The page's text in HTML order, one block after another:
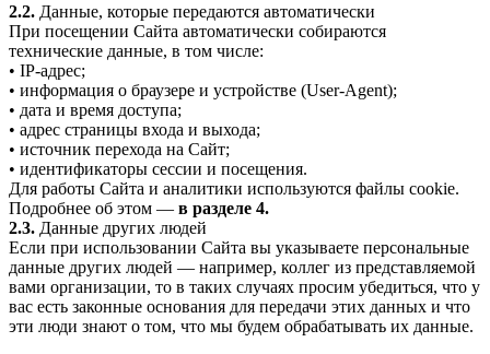
2.2. Данные, которые передаются автоматически
При посещении Сайта автоматически собираются
технические данные, в том числе:
• IP-адрес;
• информация о браузере и устройстве (User-Agent);
• дата и время доступа;
• адрес страницы входа и выхода;
• источник перехода на Сайт;
• идентификаторы сессии и посещения.
Для работы Сайта и аналитики используются файлы cookie.
Подробнее об этом — в разделе 4.
2.3. Данные других людей
Если при использовании Сайта вы указываете персональные
данные других людей — например, коллег из представляемой
вами организации, то в таких случаях просим убедиться, что у
вас есть законные основания для передачи этих данных и что
эти люди знают о том, что мы будем обрабатывать их данные.